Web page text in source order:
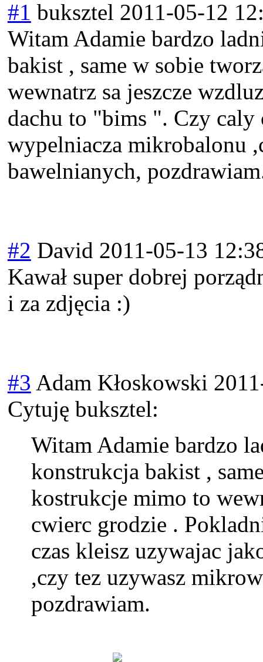
#1 buksztel 2011-05-12
Witam Adamie bardzo
bakist , same w sobie
wewnatrz sa jeszcze
dachu to "bims ". Czy caly
wypelniacza mikrobalonu
bawelnianych,
#2 David 2011-05-13
Kawał super dobrej
i za zdjęcia :)
#3 Adam Kłoskowski
Cytuję buksztel:
Witam Adamie bardzo
konstrukcja bakist ,
kostrukcje mimo to
cwierc grodzie .
czas kleisz uzywajac
,czy tez uzywasz
pozdrawiam.